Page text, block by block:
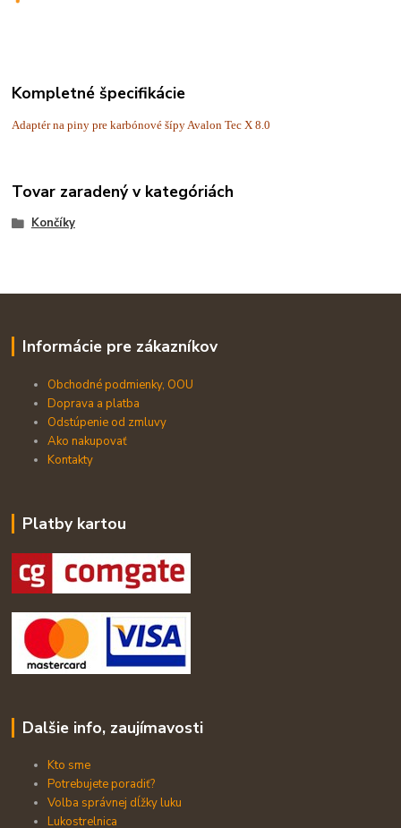
Kompletné špecifikácie
Adaptér na piny pre karbónové šípy Avalon Tec X 8.0
Tovar zaradený v kategóriách
Končíky
Informácie pre zákazníkov
Obchodné podmienky, OOU
Doprava a platba
Odstúpenie od zmluvy
Ako nakupovať
Kontakty
Platby kartou
Dalšie info, zaujímavosti
Kto sme
Potrebujete poradiť?
Volba správnej dĺžky luku
Lukostrelnica